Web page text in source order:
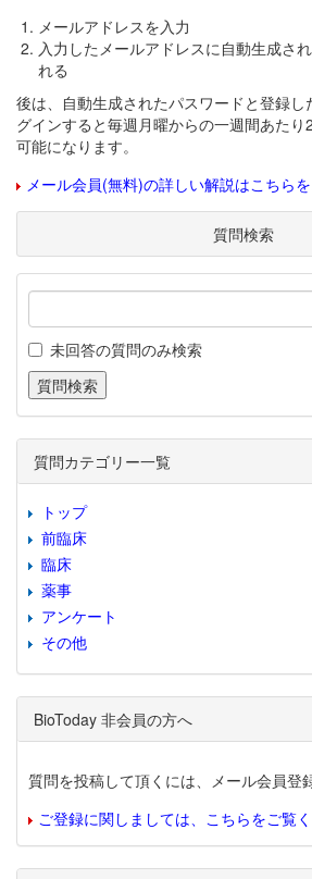
メールアドレスを入力
入力したメールアドレスに自動生成さ
れる
後は、自動生成されたパスワードと登録し
グインすると毎週月曜からの一週間あた
可能になります。
メール会員(無料)の詳しい解説はこちらを
質問検索
未回答の質問のみ検索
質問カテゴリー一覧
トップ
前臨床
臨床
薬事
アンケート
その他
BioToday 非会員の方へ
質問を投稿して頂くには、メール会員登
ご登録に関しましては、こちらをご覧く